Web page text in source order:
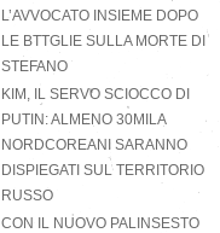
L’AVVOCATO INSIEME DOPO
LE BTTGLIE SULLA MORTE DI
STEFANO
KIM, IL SERVO SCIOCCO DI
PUTIN: ALMENO 30MILA
NORDCOREANI SARANNO
DISPIEGATI SUL TERRITORIO
RUSSO
CON IL NUOVO PALINSESTO